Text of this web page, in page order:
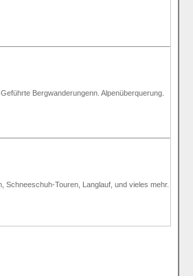
Bergwanderungenn. Alpenüberquerung.
Schneeschuh-Touren, Langlauf, und vieles mehr.